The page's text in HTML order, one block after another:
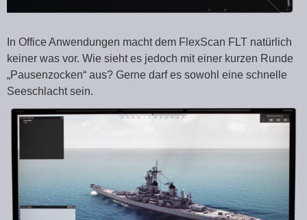
In Office Anwendungen macht dem FlexScan FLT natürlich
keiner was vor. Wie sieht es jedoch mit einer kurzen Runde
„Pausenzocken“ aus? Gerne darf es sowohl eine schnelle
Seeschlacht sein.